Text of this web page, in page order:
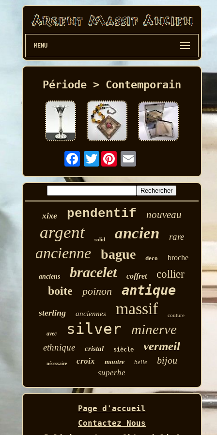
MENU
Période > Contemporain
Twitter
xixe pendentif nouveau
argent solid ancien rare
ancienne bague deco broche
anciens bracelet coffret collier
boite poinon antique
sterling anciennes massif couture
avec silver minerve
ethnique cristal siècle vermeil
nécessaire croix montre belle bijou
superbe
Page d'accueil
Contactez Nous